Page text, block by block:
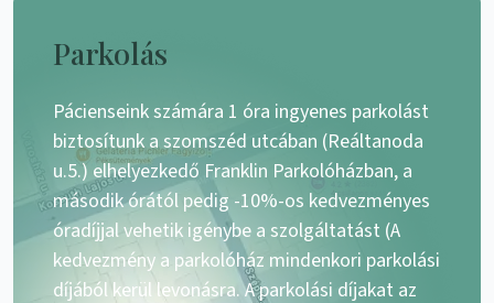
Parkolás
Pácienseink számára 1 óra ingyenes parkolást
biztosítunk a szomszéd utcában (Reáltanoda
u.5.) elhelyezkedő Franklin Parkolóházban, a
második órától pedig -10%-os kedvezményes
óradíjjal vehetik igénybe a szolgáltatást (A
kedvezmény a parkolóház mindenkori parkolási
díjából kerül levonásra. A parkolási díjakat az